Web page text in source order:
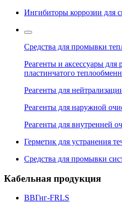
Ингибиторы коррозии для
Средства для промывки
Реагенты и аксессуары
пластинчатого
Реагенты для
Реагенты для наружной
Реагенты для внутренней
Герметик для устранения
Средства для промывки
Кабельная продукция
ВВГнг-FRLS